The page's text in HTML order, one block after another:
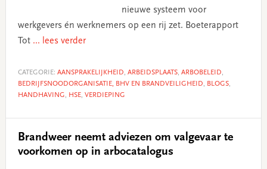
nieuwe systeem voor
werkgevers én werknemers op een rij zet. Boeterapport
Tot ... lees verder
CATEGORIE: AANSPRAKELIJKHEID, ARBEIDSPLAATS, ARBOBELEID,
BEDRIJFSNOODORGANISATIE, BHV EN BRANDVEILIGHEID, BLOGS,
HANDHAVING, HSE, VERDIEPING
Brandweer neemt adviezen om valgevaar te
voorkomen op in arbocatalogus